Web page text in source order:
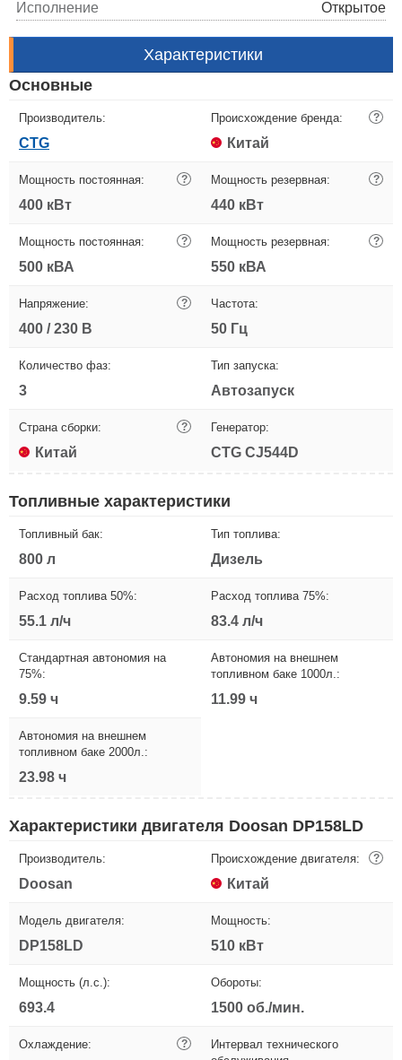
Исполнение
Открытое
Характеристики
Основные
Производитель:
CTG
Происхождение бренда: ?
Китай
Мощность постоянная: ?
400 кВт
Мощность резервная: ?
440 кВт
Мощность постоянная: ?
500 кВА
Мощность резервная: ?
550 кВА
Напряжение: ?
400 / 230 В
Частота:
50 Гц
Количество фаз:
3
Тип запуска:
Автозапуск
Страна сборки: ?
Китай
Генератор:
CTG CJ544D
Топливные характеристики
Топливный бак:
800 л
Тип топлива:
Дизель
Расход топлива 50%:
55.1 л/ч
Расход топлива 75%:
83.4 л/ч
Стандартная автономия на
75%:
9.59 ч
Автономия на внешнем
топливном баке 1000л.:
11.99 ч
Автономия на внешнем
топливном баке 2000л.:
23.98 ч
Характеристики двигателя Doosan DP158LD
Производитель:
Doosan
Происхождение двигателя: ?
Китай
Модель двигателя:
DP158LD
Мощность:
510 кВт
Мощность (л.с.):
693.4
Обороты:
1500 об./мин.
Охлаждение: ?
Интервал технического